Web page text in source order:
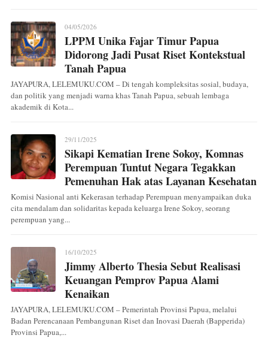
04/05/2026
LPPM Unika Fajar Timur Papua
Didorong Jadi Pusat Riset Kontekstual
Tanah Papua
JAYAPURA, LELEMUKU.COM – Di tengah kompleksitas sosial, budaya,
dan politik yang menjadi warna khas Tanah Papua, sebuah lembaga
akademik di Kota...
29/11/2025
Sikapi Kematian Irene Sokoy, Komnas
Perempuan Tuntut Negara Tegakkan
Pemenuhan Hak atas Layanan Kesehatan
Komisi Nasional anti Kekerasan terhadap Perempuan menyampaikan duka
cita mendalam dan solidaritas kepada keluarga Irene Sokoy, seorang
perempuan yang...
16/10/2025
Jimmy Alberto Thesia Sebut Realisasi
Keuangan Pemprov Papua Alami
Kenaikan
JAYAPURA, LELEMUKU.COM – Pemerintah Provinsi Papua, melalui
Badan Perencanaan Pembangunan Riset dan Inovasi Daerah (Bapperida)
Provinsi Papua,...